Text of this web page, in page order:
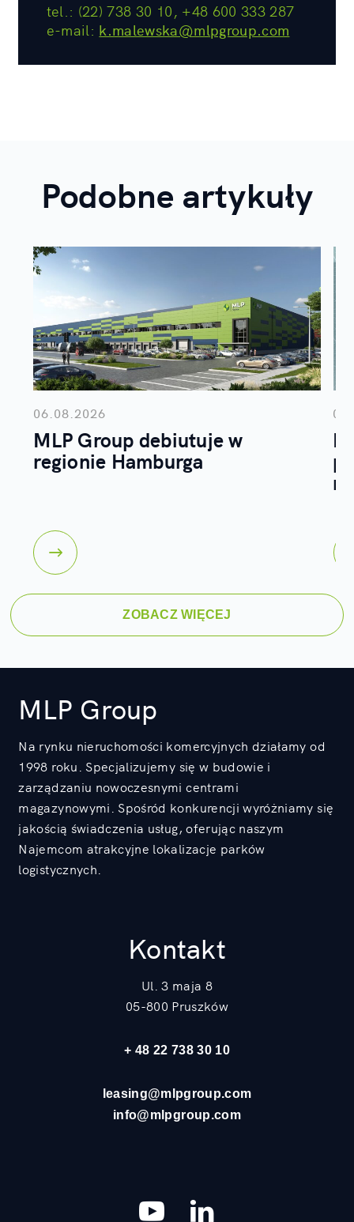
tel.: (22) 738 30 10, +48 600 333 287
e-mail: k.malewska@mlpgroup.com
Podobne artykuły
06.08.2026
MLP Group debiutuje w
regionie Hamburga
r.
ZOBACZ WIĘCEJ
MLP Group
Na rynku nieruchomości komercyjnych działamy od
1998 roku. Specjalizujemy się w budowie i
zarządzaniu nowoczesnymi centrami
magazynowymi. Spośród konkurencji wyróżniamy się
jakością świadczenia usług, oferując naszym
Najemcom atrakcyjne lokalizacje parków
logistycznych.
Kontakt
Ul. 3 maja 8
05-800 Pruszków
+ 48 22 738 30 10
leasing@mlpgroup.com
info@mlpgroup.com